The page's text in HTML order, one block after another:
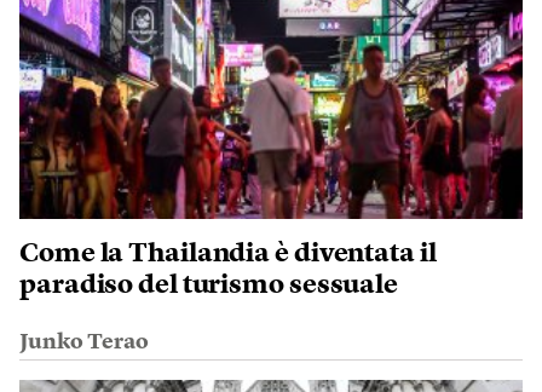
Come la Thailandia è diventata il
paradiso del turismo sessuale
Junko Terao